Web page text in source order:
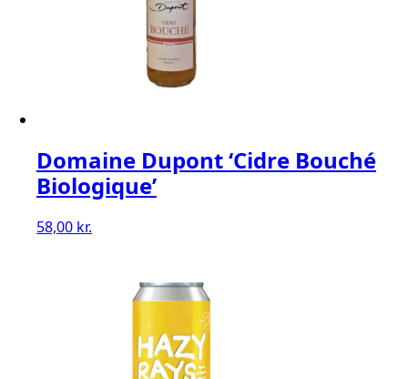
Domaine Dupont ‘Cidre Bouché
Biologique’
58,00 kr.